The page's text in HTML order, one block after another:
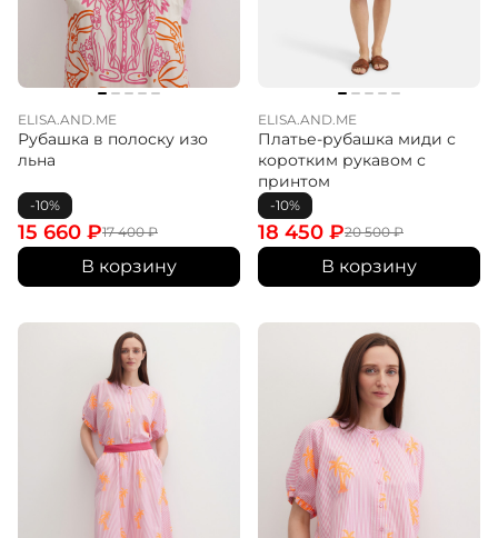
ELISA.AND.ME
Рубашка в полоску изо
льна
-10%
17 400₽
15 660 ₽
В корзину
ELISA.AND.ME
Платье-рубашка миди с
коротким рукавом с
принтом
-10%
20 500₽
18 450 ₽
В корзину